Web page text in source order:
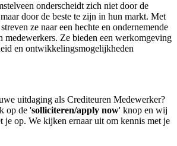
onderscheidt zich niet door de
door de beste te zijn in hun markt. Met
ze naar een hechte en ondernemende
medewerkers. Ze bieden een werkomgeving
en ontwikkelingsmogelijkheden
uitdaging als Crediteuren Medewerker?
op de 'solliciteren/apply now' knop en wij
je op. We kijken ernaar uit om kennis met je